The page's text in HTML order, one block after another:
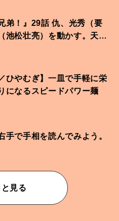
弟！』29話 仇、光秀（要
池松壮亮）を動かす。天下
ひやむぎ】一皿で手軽に栄
になるスピードパワー麺
手で手相を読んでみよう。
と見る